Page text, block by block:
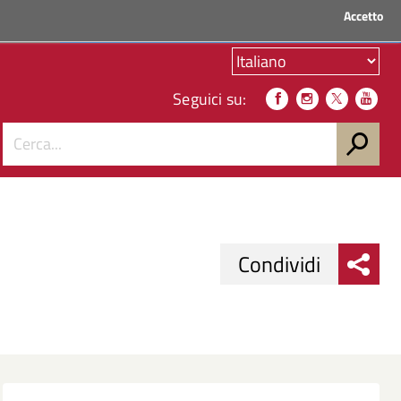
Accetto
Seguici su:
Condividi